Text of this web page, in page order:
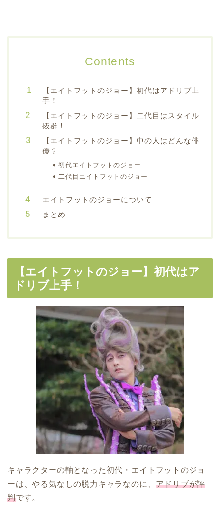
Contents
【エイトフットのジョー】初代はアドリブ上
手！
【エイトフットのジョー】二代目はスタイル
抜群！
【エイトフットのジョー】中の人はどんな俳
優？
初代エイトフットのジョー
二代目エイトフットのジョー
エイトフットのジョーについて
まとめ
【エイトフットのジョー】初代はア
ドリブ上手！
キャラクターの軸となった初代・エイトフットのジョ
ーは、やる気なしの脱力キャラなのに、アドリブが評
判です。